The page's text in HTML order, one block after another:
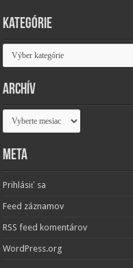
Kategórie
Kategórie
Archív
Archív
Meta
Prihlásiť sa
Feed záznamov
RSS feed komentárov
WordPress.org